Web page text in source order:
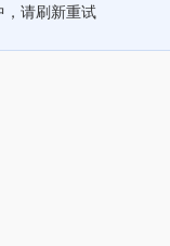
，请刷新重试